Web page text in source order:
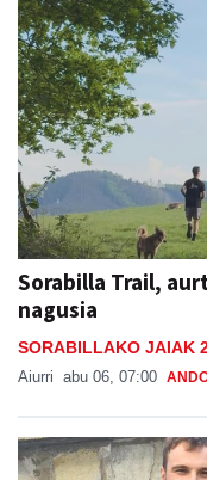
Sorabilla Trail,
nagusia
SORABILLAKO JAIAK
Aiurri abu 06, 07:00